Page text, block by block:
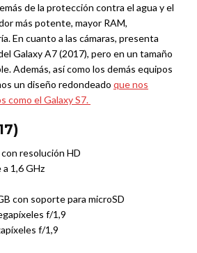
de la protección contra el agua y el
más potente, mayor RAM,
En cuanto a las cámaras, presenta
Galaxy A7 (2017), pero en un tamaño
Además, así como los demás equipos
un diseño redondeado que nos
como el Galaxy S7.
resolución HD
1,6 GHz
con soporte para microSD
f/1,9
f/1,9